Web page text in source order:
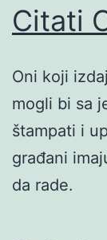
Citati
Oni koji
mogli bi sa
štampati i
građani
da rade.